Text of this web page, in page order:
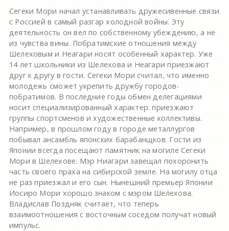
Сегеки Мори начал устанавливать дружесивенные связи
с Россией в самый разгар холодной войны. Эту
деятельность он вел по собственному убеждению, а не
из чувства вины. Побратимские отношения между
Шелеховым и Неагари носят особенный характер. Уже
14 лет школьники из Шелехова и Неагари приезжают
друг к другу в гости. Сегеки Мори считал, что именно
молодежь сможет укрепить дружбу городов-
побратимов. В последние годы обмен делегациями
носит специализированный характер: приезжают
группы спортсменов и художественные коллективы.
Например, в прошлом году в городе металлургов
побывал ансамбль японских барабанщков. Гости из
Японии всегда посещают памятник на могиле Сегеки
Мори в Шелехове. Мэр Ниагари завещал похоронить
часть своего праха на сибирской земле. На могилу отца
не раз приезжал и его сын. Нынешний премьер Японии
Иосиро Мори хорошо знаком с мэром Шелехова.
Владислав Поздняк считает, что теперь
взаимоотношения с восточным соседом получат новый
импульс.